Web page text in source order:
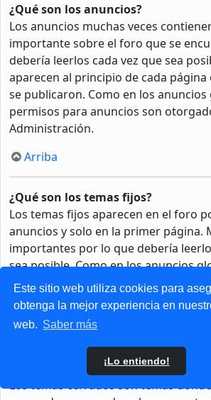
Este sitio web utiliza cookies para
obtenga la mejor experiencia en
web. Saber más
¡Lo entiendo!
¿Qué son los anuncios?
Los anuncios muchas veces
importante sobre el foro que se
debería leerlos cada vez que sea
aparecen al principio de cada
se publicaron. Como en los anuncios
permisos para anuncios son
Administración.
Arriba
¿Qué son los temas fijos?
Los temas fijos aparecen en el foro
anuncios y solo en la primer página.
importantes por lo que debería
sea posible. Como en los anuncios
los permisos para fijar un tema son
Administración.
Arriba
¿Qué son los temas cerrados?
Los temas cerrados son temas